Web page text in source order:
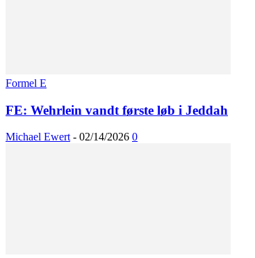
Formel E
FE: Wehrlein vandt første løb i Jeddah
Michael Ewert - 02/14/2026 0